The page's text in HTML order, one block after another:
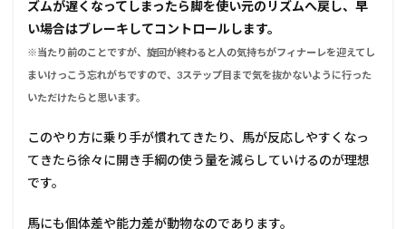
ズムが遅くなってしまったら脚を使い元のリズムへ戻し、早
い場合はブレーキしてコントロールします。
※当たり前のことですが、旋回が終わると人の気持ちがフィナーレを迎えてし
まいけっこう忘れがちですので、3ステップ目まで気を抜かないように行った
いただけたらと思います。
このやり方に乗り手が慣れてきたり、馬が反応しやすくなっ
てきたら徐々に開き手綱の使う量を減らしていけるのが理想
です。
馬にも個体差や能力差が動物なのであります。